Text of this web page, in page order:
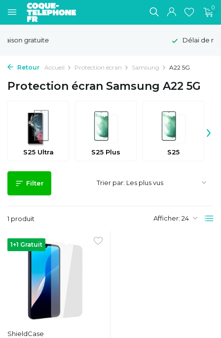
0
Retour Accueil Protection écran Samsung A22 5G
Protection écran Samsung A22 5G
S25 Ultra S25 Plus S25
›
Filter
1 produit Afficher:
Trier par:
1+1 Gratuit
ShieldCase